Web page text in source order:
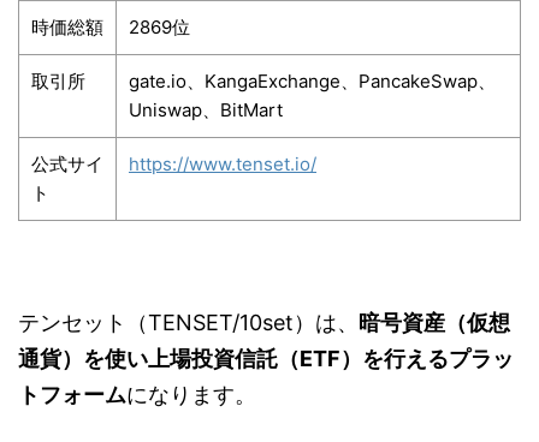
時価総額 2869位
取引所
gate.io、KangaExchange、PancakeSwap、
Uniswap、BitMart
公式サイ
ト
https://www.tenset.io/
テンセット（TENSET/10set）は、 暗号資産（仮想
通貨）を使い上場投資信託（ETF）を行えるプラッ
トフォームになります。